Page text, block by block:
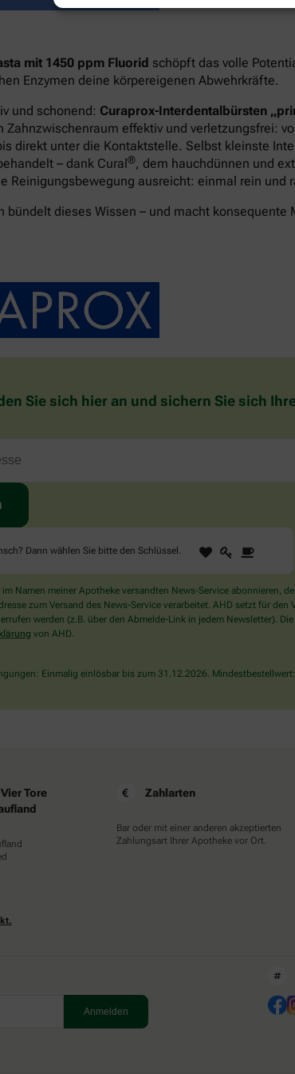
mit 1450 ppm Fluorid schöpft das volle
Enzymen deine körpereigenen Abwehrkräfte.
und schonend: Curaprox-Interdentalbürsten
Zahnzwischenraum effektiv und verletzungsfrei:
direkt unter die Kontaktstelle. Selbst kleinste
– dank Cural®, dem hauchdünnen und
Reinigungsbewegung ausreicht: einmal rein und
bündelt dieses Wissen – und macht konsequente
Sie sich hier an und sichern Sie sich
Dann wählen Sie bitte den Schlüssel
Sind
Sie
Mensch?
Dann
wählen
Schlüssel.
1 2
Namen meiner Apotheke versandten News-Service abonnieren,
zum Versand des News-Service verarbeitet. AHD setzt für
werden (z.B. über den Abmelde-Link in jedem Newsletter).
von AHD.
Einmalig einlösbar bis zum 31.12.2026.
Tore
Zahlarten
Bar oder mit einer anderen akzeptierten
Zahlungsart Ihrer Apotheke vor Ort.